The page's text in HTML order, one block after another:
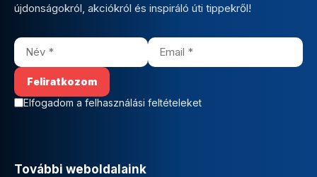
újdonságokról, akciókról és inspiráló úti tippekről!
Elfogadom a felhasználási feltételeket
További weboldalaink